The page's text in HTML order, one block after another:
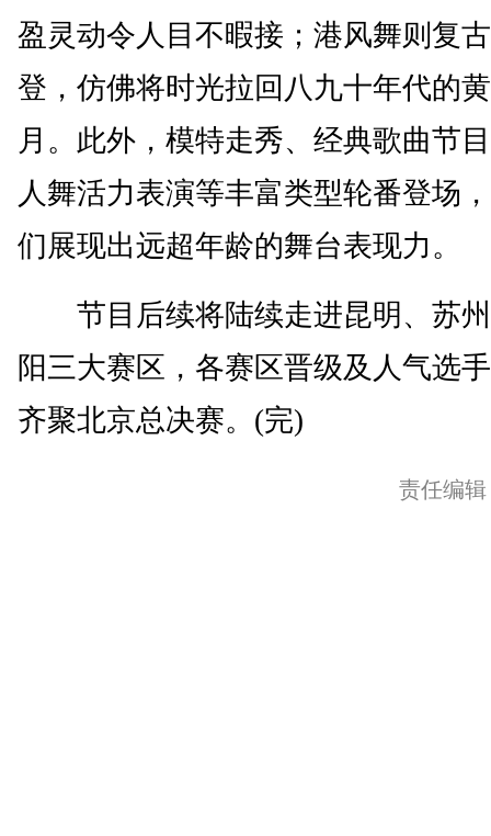
盈灵动令人目不暇接；港风舞则复
登，仿佛将时光拉回八九十年代的
月。此外，模特走秀、经典歌曲节
人舞活力表演等丰富类型轮番登场
们展现出远超年龄的舞台表现力。
节目后续将陆续走进昆明、苏
阳三大赛区，各赛区晋级及人气选
齐聚北京总决赛。(完)
责任编